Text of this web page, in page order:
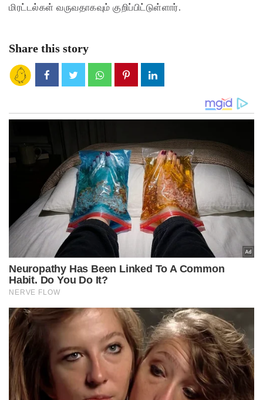
மிரட்டல்கள் வருவதாகவும் குறிப்பிட்டுள்ளார்.
Share this story